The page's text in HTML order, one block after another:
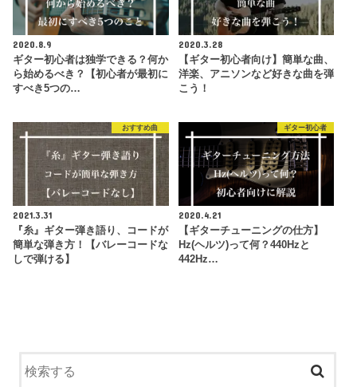
2020.8.9
ギター初心者は独学できる？何か
ら始めるべき？【初心者が最初に
すべき5つの…
2020.3.28
【ギター初心者向け】簡単な曲、
洋楽、アニソンなど好きな曲を弾
こう！
おすすめ曲
2021.3.31
『糸』ギター弾き語り、コードが
簡単な弾き方！【バレーコードな
しで弾ける】
ギター初心者
2020.4.21
【ギターチューニングの仕方】
Hz(ヘルツ)って何？440Hzと
442Hz…